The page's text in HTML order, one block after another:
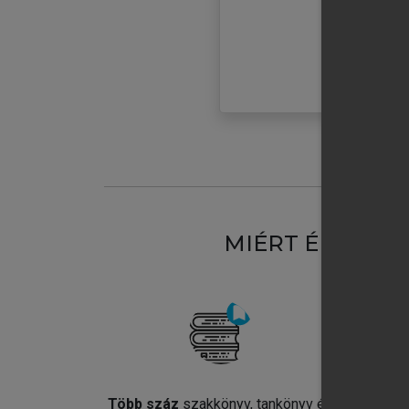
MIÉRT
Több száz szakkönyv, tankönyv és